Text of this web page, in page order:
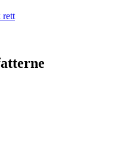
rett